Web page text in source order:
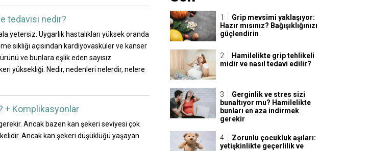
tedavisi nedir?
yetersiz. Uygarlık hastalıkları yüksek oranda
sıklığı açısından kardiyovasküler ve kanser
ve bunlara eşlik eden sayısız
yüksekliği. Nedir, nedenleri nelerdir, nelere
+ Komplikasyonlar
Ancak bazen kan şekeri seviyesi çok
Ancak kan şekeri düşüklüğü yaşayan
Grip mevsimi yaklaşıyor:
Hazır mısınız? Bağışıklığınızı
güçlendirin
Hamilelikte grip tehlikeli
midir ve nasıl tedavi edilir?
Gerginlik ve stres sizi
bunaltıyor mu? Hamilelikte
bunları en aza indirmek
gerekir
Zorunlu çocukluk aşıları:
yetişkinlikte geçerlilik ve